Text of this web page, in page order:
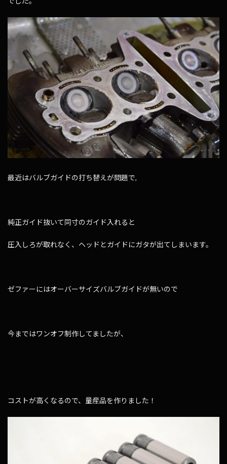
最近はバルブガイドの打ち替えが問題で,
純正ガイド抜いて同寸のガイド入れると
圧入しろが取れなく、ヘッドとガイドにガタが出てしまいます。
ゼファーにはオーバーサイズバルブガイドが無いので
今まではワンオフ制作してましたが、
コストが高くなるので、量産品を作りました！